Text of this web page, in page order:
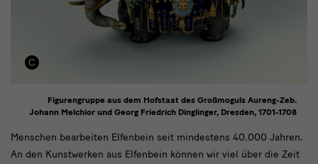
Elfenbein
Menschen bearbeiten Elfenbein seit mindestens 40.000 Jahren.
An den Kunstwerken aus Elfenbein können wir viel über die Zeit
Figurengruppe aus dem Hofstaat des Großmoguls Aureng-Zeb.
Johann Melchior und Georg Friedrich Dinglinger, Dresden, 1701-1708